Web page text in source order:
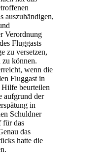
auszuhändigen,
Verordnung
Fluggasts
zu versetzen,
zu können.
wenn die
Fluggast in
beurteilen
aufgrund der
in
Schuldner
für das
das
hatte die